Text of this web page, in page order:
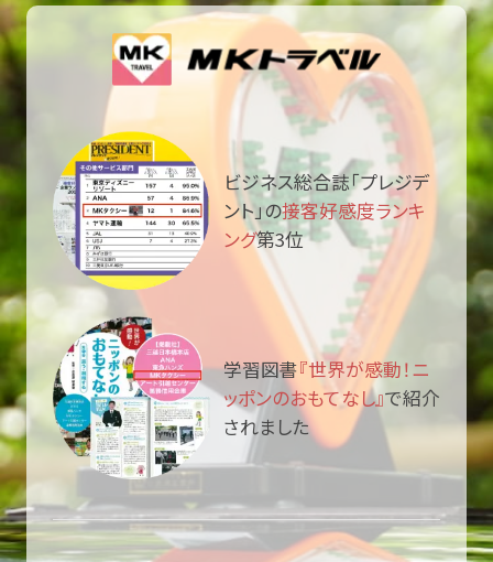
ビジネス総合誌「プレジデ
ント」の接客好感度ランキ
ング第3位
学習図書『世界が感動！ニ
ッポンのおもてなし』で紹介
されました